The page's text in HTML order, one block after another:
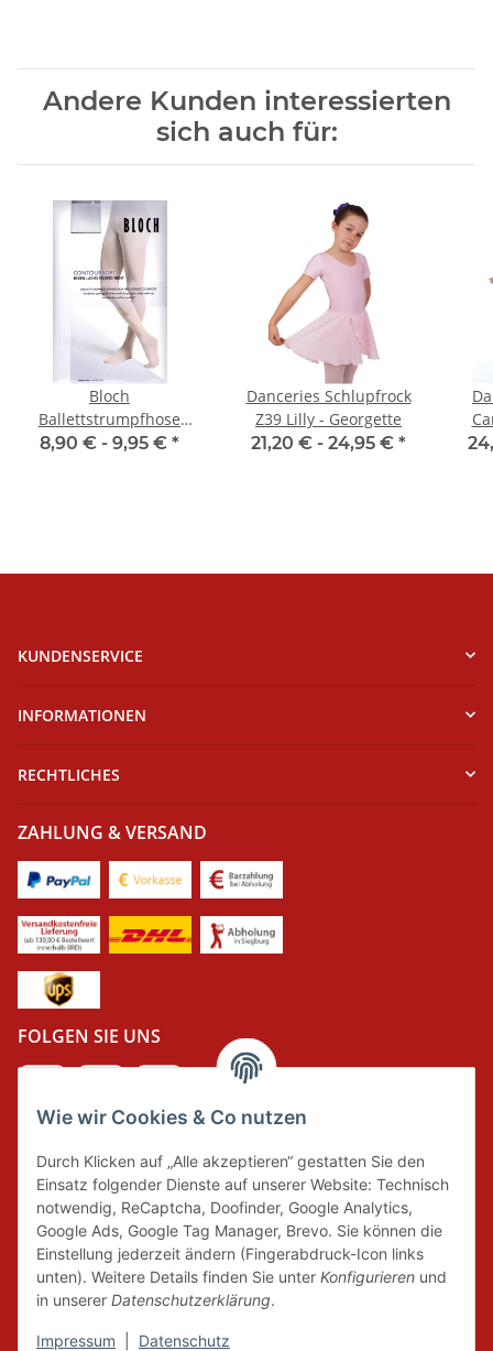
Wie wir Cookies & Co nutzen
Durch Klicken auf „Alle akzeptieren“ gestatten Sie den
Einsatz folgender Dienste auf unserer Website: Technisch
notwendig, ReCaptcha, Doofinder, Google Analytics,
Google Ads, Google Tag Manager, Brevo. Sie können die
Einstellung jederzeit ändern (Fingerabdruck-Icon links
unten). Weitere Details finden Sie unter Konfigurieren und
in unserer Datenschutzerklärung.
Impressum Datenschutz
Andere Kunden interessierten
sich auch für:
Bloch
Ballettstrumpfhose
T0981 Footed Tight
8,90 € - 9,95 € *
Danceries Schlupfrock
Z39 Lilly - Georgette
21,20 € - 24,95 € *
KUNDENSERVICE
INFORMATIONEN
RECHTLICHES
ZAHLUNG & VERSAND
FOLGEN SIE UNS
Wir tragen Verantwortung und erfüllen unsere
Pflichten zur Systembeteiligung nach dem
Verpackungsgesetz.
FAIRCOMMERCE